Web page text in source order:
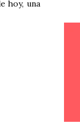
hoy, una